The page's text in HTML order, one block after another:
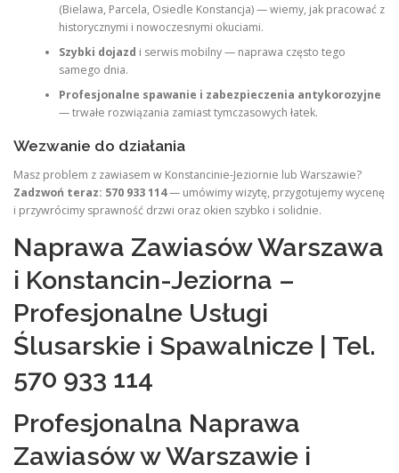
(Bielawa, Parcela, Osiedle Konstancja) — wiemy, jak pracować z
historycznymi i nowoczesnymi okuciami.
Szybki dojazd i serwis mobilny — naprawa często tego
samego dnia.
Profesjonalne spawanie i zabezpieczenia antykorozyjne
— trwałe rozwiązania zamiast tymczasowych łatek.
Wezwanie do działania
Masz problem z zawiasem w Konstancinie‑Jeziornie lub Warszawie?
Zadzwoń teraz: 570 933 114— umówimy wizytę, przygotujemy wycenę
i przywrócimy sprawność drzwi oraz okien szybko i solidnie.
Naprawa Zawiasów Warszawa
i Konstancin-Jeziorna –
Profesjonalne Usługi
Ślusarskie i Spawalnicze | Tel.
570 933 114
Profesjonalna Naprawa
Zawiasów w Warszawie i